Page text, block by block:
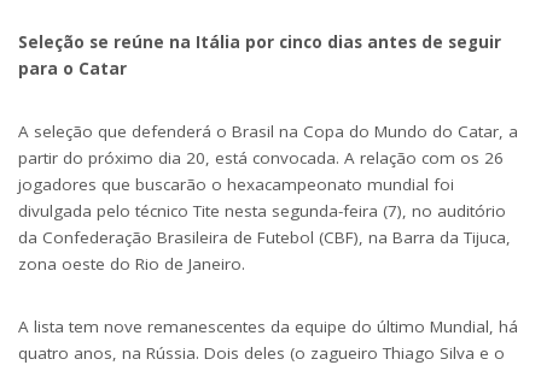
Seleção se reúne na Itália por cinco dias antes de seguir
para o Catar
A seleção que defenderá o Brasil na Copa do Mundo do Catar, a
partir do próximo dia 20, está convocada. A relação com os 26
jogadores que buscarão o hexacampeonato mundial foi
divulgada pelo técnico Tite nesta segunda-feira (7), no auditório
da Confederação Brasileira de Futebol (CBF), na Barra da Tijuca,
zona oeste do Rio de Janeiro.
A lista tem nove remanescentes da equipe do último Mundial, há
quatro anos, na Rússia. Dois deles (o zagueiro Thiago Silva e o